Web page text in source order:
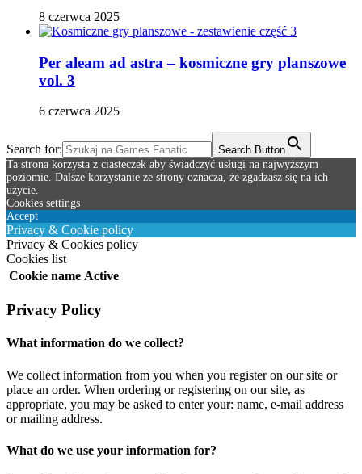
8 czerwca 2025
Per aleam ad astra – kosmiczne gry planszowe
vol. 3
6 czerwca 2025
Search for:
Search Button
Ta strona korzysta z ciasteczek aby świadczyć usługi na najwyższym
poziomie. Dalsze korzystanie ze strony oznacza, że zgadzasz się na ich
użycie.
Cookies settings
Accept
Privacy & Cookie policy
Privacy & Cookies policy
Cookies list
Cookie name Active
Privacy Policy
What information do we collect?
We collect information from you when you register on our site or
place an order. When ordering or registering on our site, as
appropriate, you may be asked to enter your: name, e-mail address
or mailing address.
What do we use your information for?